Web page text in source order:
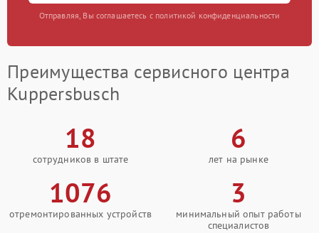
Отправляя, Вы соглашаетесь с политикой конфиденциальности
Преимущества сервисного центра
Kuppersbusch
18
сотрудников в штате
6
лет на рынке
1076
отремонтированных устройств
3
минимальный опыт работы
специалистов